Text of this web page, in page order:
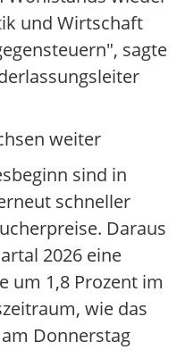
und Wirtschaft
sagte
weiter
sind in
schneller
Daraus
2026 eine
um 1,8 Prozent im
wie das
Donnerstag